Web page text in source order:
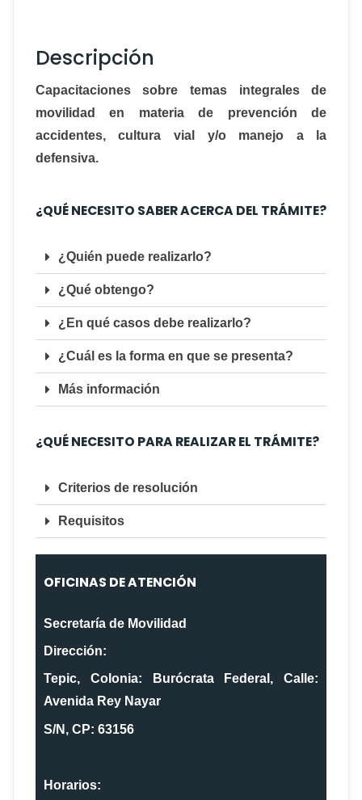
Descripción
Capacitaciones sobre temas integrales de
movilidad en materia de prevención de
accidentes, cultura vial y/o manejo a la
defensiva.
¿QUÉ NECESITO SABER ACERCA DEL TRÁMITE?
¿Quién puede realizarlo?
¿Qué obtengo?
¿En qué casos debe realizarlo?
¿Cuál es la forma en que se presenta?
Más información
¿QUÉ NECESITO PARA REALIZAR EL TRÁMITE?
Criterios de resolución
Requisitos
OFICINAS DE ATENCIÓN
Secretaría de Movilidad
Dirección:
Tepic, Colonia: Burócrata Federal, Calle:
Avenida Rey Nayar
S/N, CP: 63156
Horarios: